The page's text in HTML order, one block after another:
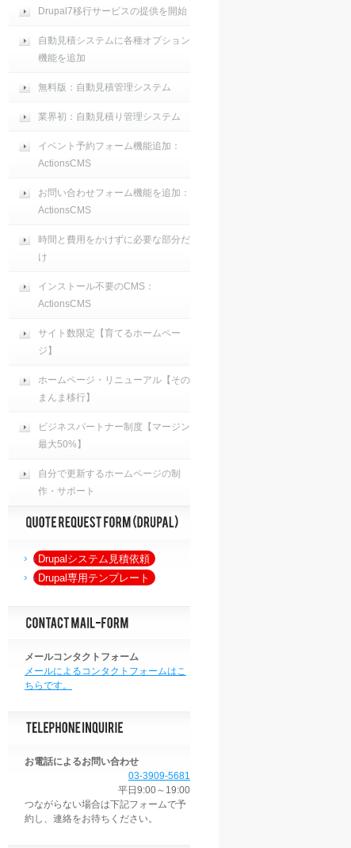
Drupal7移行サービスの提供を開始
自動見積システムに各種オプション
機能を追加
無料版：自動見積管理システム
業界初：自動見積り管理システム
イベント予約フォーム機能追加：
ActionsCMS
お問い合わせフォーム機能を追加：
ActionsCMS
時間と費用をかけずに必要な部分だ
け
インストール不要のCMS：
ActionsCMS
サイト数限定【育てるホームペー
ジ】
ホームページ・リニューアル【その
まんま移行】
ビジネスパートナー制度【マージン
最大50%】
自分で更新するホームページの制
作・サポート
Drupalシステム見積依頼
Drupal専用テンプレート
メールコンタクトフォーム
メールによるコンタクトフォームはこ
ちらです。
お電話によるお問い合わせ
03-3909-5681
平日9:00～19:00